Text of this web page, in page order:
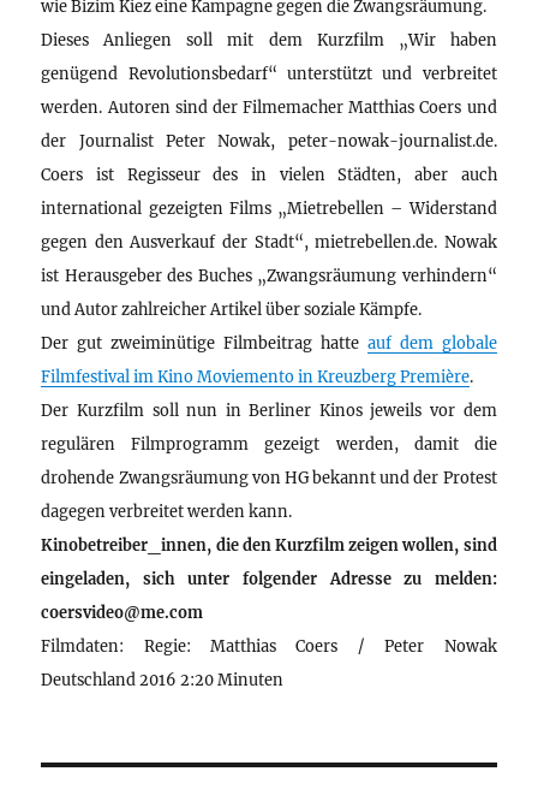
wie Bizim Kiez eine Kampagne gegen die Zwangsräumung.
Dieses Anliegen soll mit dem Kurzfilm „Wir haben
genügend Revolutionsbedarf“ unterstützt und verbreitet
werden. Autoren sind der Filmemacher Matthias Coers und
der Journalist Peter Nowak, peter-nowak-journalist.de.
Coers ist Regisseur des in vielen Städten, aber auch
international gezeigten Films „Mietrebellen – Widerstand
gegen den Ausverkauf der Stadt“, mietrebellen.de. Nowak
ist Herausgeber des Buches „Zwangsräumung verhindern“
und Autor zahlreicher Artikel über soziale Kämpfe.
Der gut zweiminütige Filmbeitrag hatte auf dem globale
Filmfestival im Kino Moviemento in Kreuzberg Première.
Der Kurzfilm soll nun in Berliner Kinos jeweils vor dem
regulären Filmprogramm gezeigt werden, damit die
drohende Zwangsräumung von HG bekannt und der Protest
dagegen verbreitet werden kann.
Kinobetreiber_innen, die den Kurzfilm zeigen wollen, sind
eingeladen, sich unter folgender Adresse zu melden:
coersvideo@me.com
Filmdaten: Regie: Matthias Coers / Peter Nowak
Deutschland 2016 2:20 Minuten